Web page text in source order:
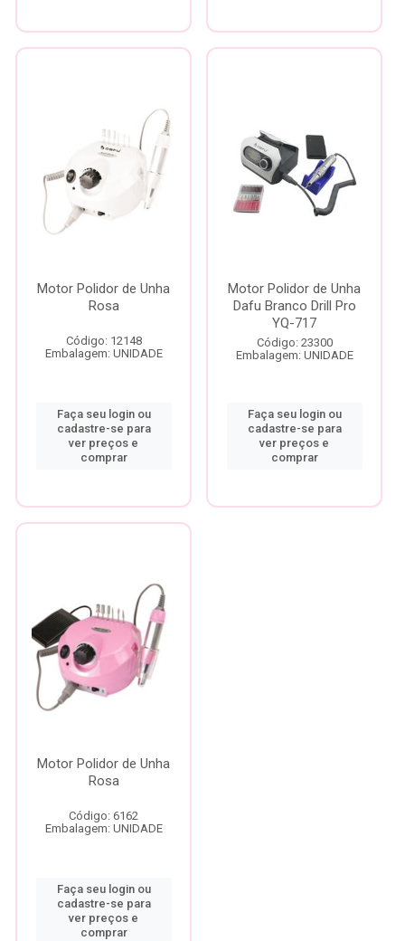
Motor Polidor de Unha
Rosa
Código: 12148
Embalagem: UNIDADE
Faça seu login ou
cadastre-se para
ver preços e
comprar
Motor Polidor de Unha
Dafu Branco Drill Pro
YQ-717
Código: 23300
Embalagem: UNIDADE
Faça seu login ou
cadastre-se para
ver preços e
comprar
Motor Polidor de Unha
Rosa
Código: 6162
Embalagem: UNIDADE
Faça seu login ou
cadastre-se para
ver preços e
comprar